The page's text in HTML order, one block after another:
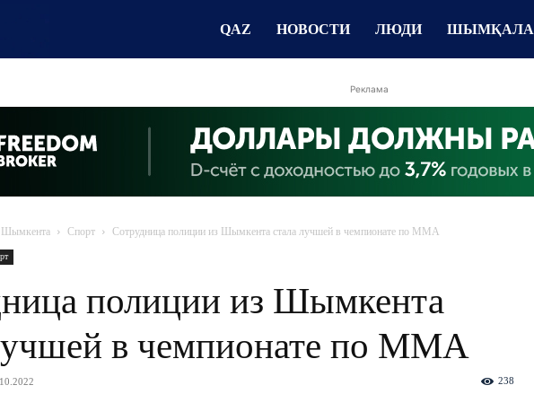
QAZ НОВОСТИ ЛЮДИ ШЫМҚАЛА
Реклама
Шымкента Спорт Сотрудница полиции из Шымкента стала лучшей в чемпионате по ММА
полиции из Шымкента
в чемпионате по ММА
238